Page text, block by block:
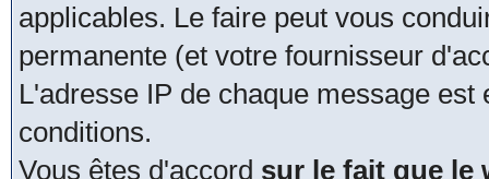
applicables. Le faire peut vous
permanente (et votre fournisseur
L'adresse IP de chaque message
conditions.
Vous êtes d'accord sur le fait que le